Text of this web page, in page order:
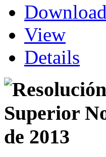
Download
View
Details